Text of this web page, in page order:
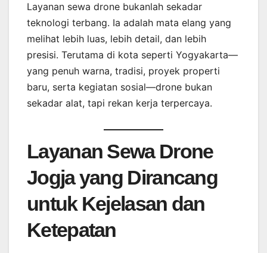
Layanan sewa drone bukanlah sekadar
teknologi terbang. Ia adalah mata elang yang
melihat lebih luas, lebih detail, dan lebih
presisi. Terutama di kota seperti Yogyakarta—
yang penuh warna, tradisi, proyek properti
baru, serta kegiatan sosial—drone bukan
sekadar alat, tapi rekan kerja terpercaya.
Layanan Sewa Drone
Jogja yang Dirancang
untuk Kejelasan dan
Ketepatan